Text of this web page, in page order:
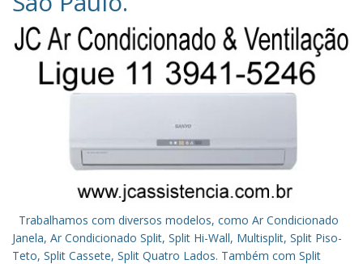
Trabalhamos com diversos modelos, como Ar Condicionado
Janela, Ar Condicionado Split, Split Hi-Wall, Multisplit, Split Piso-
Teto, Split Cassete, Split Quatro Lados. Também com Split